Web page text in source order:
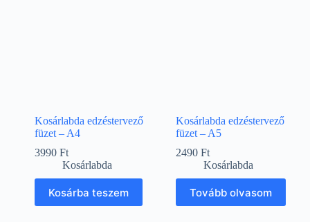
Kosárlabda edzéstervező
füzet – A4
3990 Ft
Kosárlabda
Kosárba teszem
Kosárlabda edzéstervező
füzet – A5
2490 Ft
Kosárlabda
Tovább olvasom